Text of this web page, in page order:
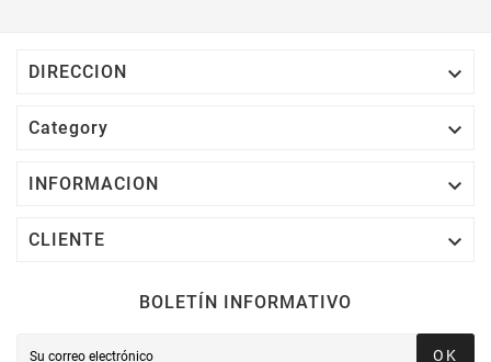
DIRECCION 
Category 
INFORMACION 
CLIENTE 
BOLETÍN INFORMATIVO
OK